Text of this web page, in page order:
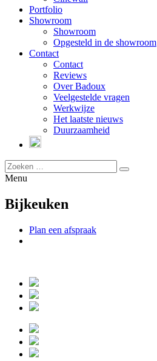
Portfolio
Showroom
Showroom
Opgesteld in de showroom
Contact
Contact
Reviews
Over Badoux
Veelgestelde vragen
Werkwijze
Het laatste nieuws
Duurzaamheid
Menu
Bijkeuken
Plan een afspraak